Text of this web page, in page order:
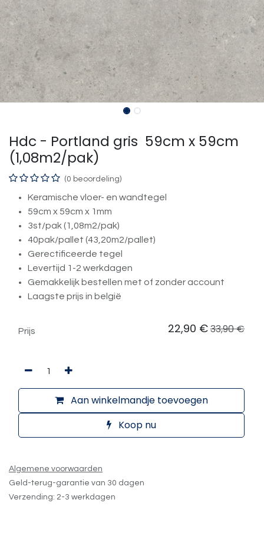
Hdc - Portland gris 59cm x 59cm
(1,08m2/pak)
(0 beoordeling)
Keramische vloer- en wandtegel
59cm x 59cm x 1mm
3st/pak (1,08m2/pak)
40pak/pallet (43,20m2/pallet)
Gerectificeerde tegel
Levertijd 1-2 werkdagen
Gemakkelijk bestellen met of zonder account
Laagste prijs in belgië
Aan winkelmandje toevoegen
Koop nu
Prijs 22,90 €33,90€
Algemene voorwaarden
Geld-terug-garantie van 30 dagen
Verzending: 2-3 werkdagen